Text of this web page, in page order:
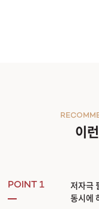
이
POINT 1
저자극
동시에